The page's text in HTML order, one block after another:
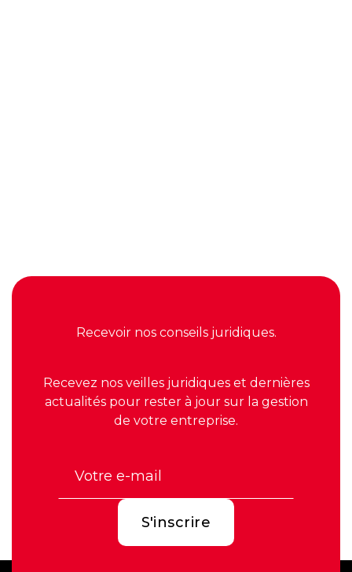
Recevoir nos conseils juridiques.
Recevez nos veilles juridiques et dernières
actualités pour rester à jour sur la gestion
de votre entreprise.